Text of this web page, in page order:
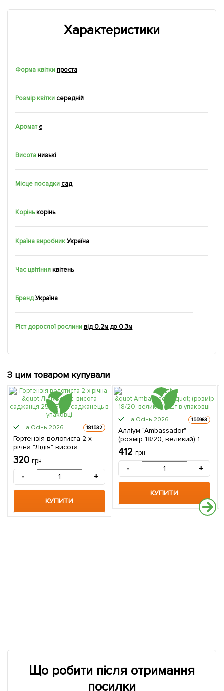
Характеристики
Форма квіткипроста
Розмір квітки середній
Аромат є
Висотанизькі
Місце посадки сад
Корінькорiнь
Країна виробник Україна
Час цвітінняквітень
БрендУкраїна
Ріст дорослої рослини від 0.2м до 0.3м
З цим товаром купували
На Осінь-2026 181532
Гортензія волотиста 2-х
річна "Лідія" висота
саджанця 25-45см 1
саджанець в упаковці
320 грн
- +
КУПИТИ
На Осінь-2026 155963
Алліум "Ambassador"
(розмір 18/20, великий) 1 шт
в упаковці
412 грн
- +
КУПИТИ
Що робити після отримання
посилки